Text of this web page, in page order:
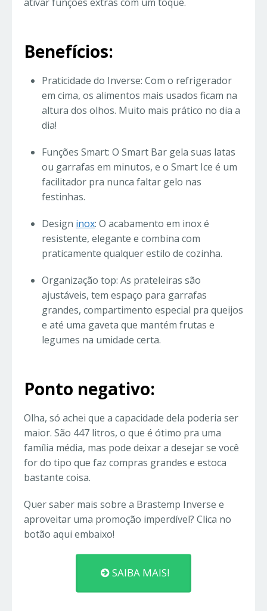
ativar funções extras com um toque.
Benefícios:
Praticidade do Inverse: Com o refrigerador
em cima, os alimentos mais usados ficam na
altura dos olhos. Muito mais prático no dia a
dia!
Funções Smart: O Smart Bar gela suas latas
ou garrafas em minutos, e o Smart Ice é um
facilitador pra nunca faltar gelo nas
festinhas.
Design inox: O acabamento em inox é
resistente, elegante e combina com
praticamente qualquer estilo de cozinha.
Organização top: As prateleiras são
ajustáveis, tem espaço para garrafas
grandes, compartimento especial pra queijos
e até uma gaveta que mantém frutas e
legumes na umidade certa.
Ponto negativo:
Olha, só achei que a capacidade dela poderia ser
maior. São 447 litros, o que é ótimo pra uma
família média, mas pode deixar a desejar se você
for do tipo que faz compras grandes e estoca
bastante coisa.
Quer saber mais sobre a Brastemp Inverse e
aproveitar uma promoção imperdível? Clica no
botão aqui embaixo!
SAIBA MAIS!